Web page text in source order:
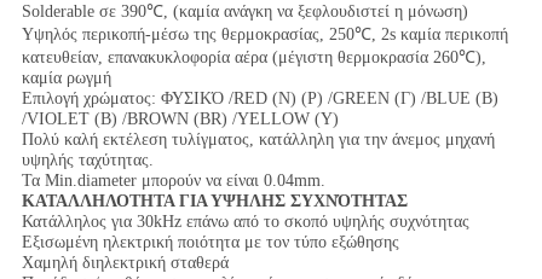
Solderable σε 390℃, (καμία ανάγκη να ξεφλουδιστεί η μόνωση)
Υψηλός περικοπή-μέσω της θερμοκρασίας, 250℃, 2s καμία περικοπή
κατευθείαν, επανακυκλοφορία αέρα (μέγιστη θερμοκρασία 260℃),
καμία ρωγμή
Επιλογή χρώματος: ΦΥΣΙΚΌ /RED (Ν) (Ρ) /GREEN (Γ) /BLUE (Β)
/VIOLET (Β) /BROWN (BR) /YELLOW (Υ)
Πολύ καλή εκτέλεση τυλίγματος, κατάλληλη για την άνεμος μηχανή
υψηλής ταχύτητας.
Τα Min.diameter μπορούν να είναι 0.04mm.
ΚΑΤΑΛΛΗΛΟΤΗΤΑ ΓΙΑ ΥΨΗΛΗΣ ΣΥΧΝΌΤΗΤΑΣ
Κατάλληλος για 30kHz επάνω από το σκοπό υψηλής συχνότητας
Εξισωμένη ηλεκτρική ποιότητα με τον τύπο εξώθησης
Χαμηλή διηλεκτρική σταθερά